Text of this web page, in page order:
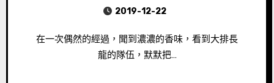
2019-12-22
在一次偶然的經過，聞到濃濃的香味，看到大排長
龍的隊伍，默默把…